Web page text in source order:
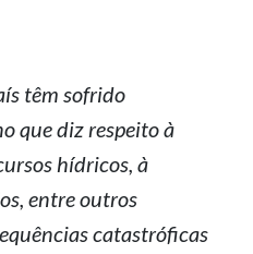
têm sofrido
que diz respeito à
hídricos, à
entre outros
catastróficas